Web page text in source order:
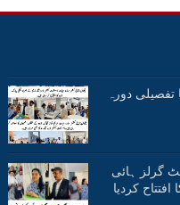
دورہ
گرلز ہائی